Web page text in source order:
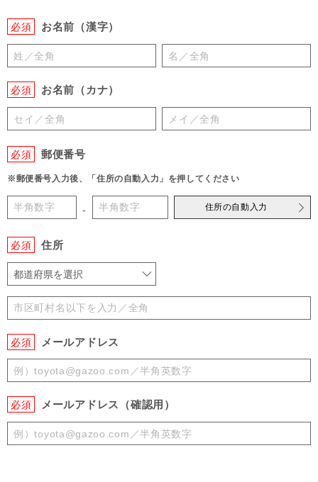
必須 お名前（漢字）
必須 お名前（カナ）
必須 郵便番号
※郵便番号入力後、「住所の自動入力」を押してください
- 住所の自動入力
必須 住所
都道府県を選択
必須 メールアドレス
必須 メールアドレス（確認用）